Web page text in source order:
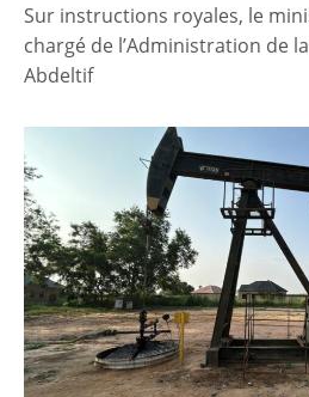
Sur instructions royales, le
chargé de l’Administration de
Abdeltif